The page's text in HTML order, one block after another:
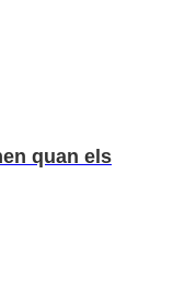
quan els